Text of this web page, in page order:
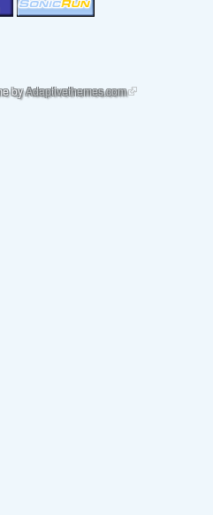
byAdaptivethemes.com(link is external)